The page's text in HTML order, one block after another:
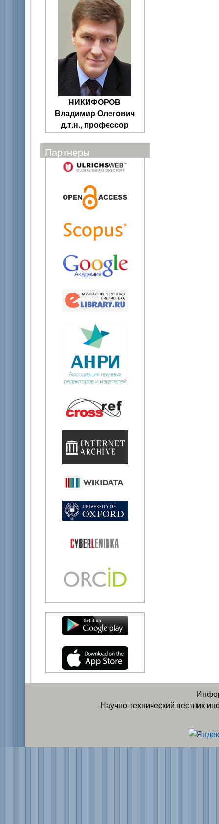
НИКИФОРОВ
Владимир Олегович
д.т.н., профессор
Партнеры
Научно-технический вестник